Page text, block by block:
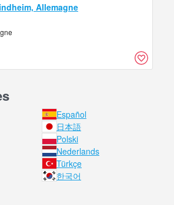
Allemagne
Español
日本語
Polski
Nederlands
Türkçe
한국어